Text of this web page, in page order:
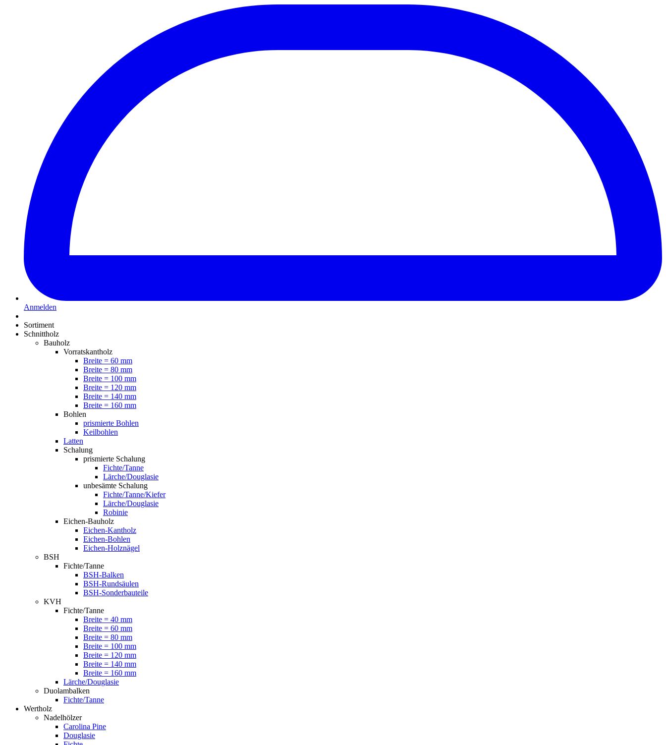
Anmelden
Sortiment
Schnittholz
Bauholz
Vorratskantholz
Breite = 60 mm
Breite = 80 mm
Breite = 100 mm
Breite = 120 mm
Breite = 140 mm
Breite = 160 mm
Bohlen
prismierte Bohlen
Keilbohlen
Latten
Schalung
prismierte Schalung
Fichte/Tanne
Lärche/Douglasie
unbesämte Schalung
Fichte/Tanne/Kiefer
Lärche/Douglasie
Robinie
Eichen-Bauholz
Eichen-Kantholz
Eichen-Bohlen
Eichen-Holznägel
BSH
Fichte/Tanne
BSH-Balken
BSH-Rundsäulen
BSH-Sonderbauteile
KVH
Fichte/Tanne
Breite = 40 mm
Breite = 60 mm
Breite = 80 mm
Breite = 100 mm
Breite = 120 mm
Breite = 140 mm
Breite = 160 mm
Lärche/Douglasie
Duolambalken
Fichte/Tanne
Wertholz
Nadelhölzer
Carolina Pine
Douglasie